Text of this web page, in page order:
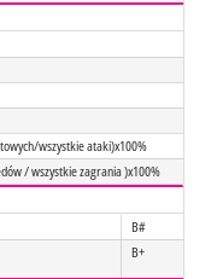
wszystkie ataki)x100%
/ wszystkie zagrania )x100%
B#
B+